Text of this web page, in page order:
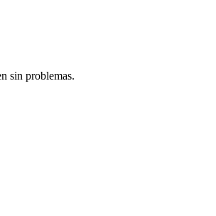
sin problemas.